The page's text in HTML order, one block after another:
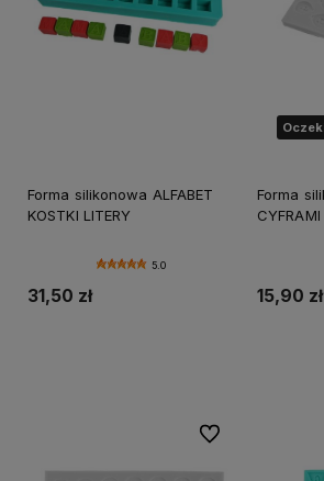
Forma silikonowa ALFABET
KOSTKI LITERY
5.0
31,50 zł
Forma
CYFRAMI
15,90 zł
Do ulubionych